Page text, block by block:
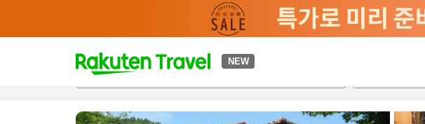
NEW
t
p
a
개요객실 & 숙박 상품이용 후기 편의 시설/서비스